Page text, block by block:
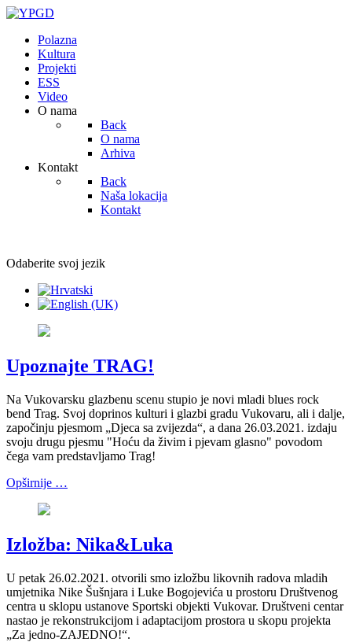
Polazna
Kultura
Projekti
ESS
Video
O nama
Back
O nama
Arhiva
Kontakt
Back
Naša lokacija
Kontakt
Odaberite svoj jezik
Upoznajte TRAG!
Na Vukovarsku glazbenu scenu stupio je novi mladi blues rock
bend Trag. Svoj doprinos kulturi i glazbi gradu Vukovaru, ali i dalje,
započinju pjesmom „Djeca sa zvijezda“, a dana 26.03.2021. izdaju
svoju drugu pjesmu "Hoću da živim i pjevam glasno" povodom
čega vam predstavljamo Trag!
Opširnije …
Izložba: Nika&Luka
U petak 26.02.2021. otvorili smo izložbu likovnih radova mladih
umjetnika Nike Šušnjara i Luke Bogojevića u prostoru Društvenog
centra u sklopu ustanove Sportski objekti Vukovar. Društveni centar
nastao je rekonstrukcijom i adaptacijom prostora u skopu projekta
„Za jedno-ZAJEDNO!“.